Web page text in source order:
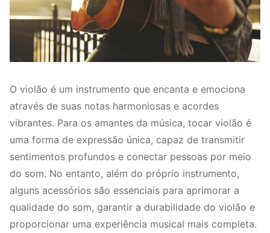
O violão é um instrumento que encanta e emociona
através de suas notas harmoniosas e acordes
vibrantes. Para os amantes da música, tocar violão é
uma forma de expressão única, capaz de transmitir
sentimentos profundos e conectar pessoas por meio
do som. No entanto, além do próprio instrumento,
alguns acessórios são essenciais para aprimorar a
qualidade do som, garantir a durabilidade do violão e
proporcionar uma experiência musical mais completa.